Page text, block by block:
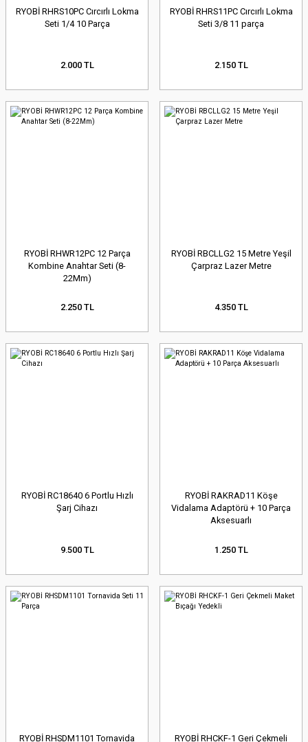
RYOBİ RHRS10PC Cırcırlı Lokma
Seti 1/4 10 Parça
2.000 TL
RYOBİ RHRS11PC Cırcırlı Lokma
Seti 3/8 11 parça
2.150 TL
RYOBİ RHWR12PC 12 Parça
Kombine Anahtar Seti (8-
22Mm)
2.250 TL
RYOBİ RBCLLG2 15 Metre Yeşil
Çarpraz Lazer Metre
4.350 TL
RYOBİ RC18640 6 Portlu Hızlı
Şarj Cihazı
9.500 TL
RYOBİ RAKRAD11 Köşe
Vidalama Adaptörü + 10 Parça
Aksesuarlı
1.250 TL
RYOBİ RHSDM1101 Tornavida RYOBİ RHCKF-1 Geri Çekmeli